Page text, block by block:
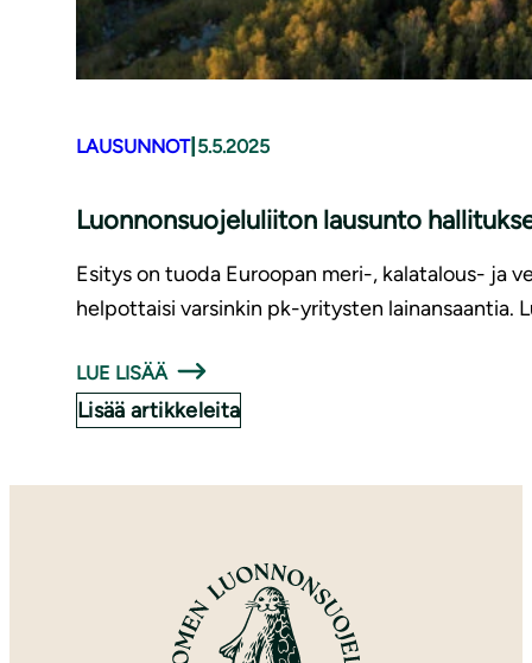
LAUSUNNOT| 5.5.2025
Luonnonsuojeluliiton lausunto
Esitys on tuoda Euroopan meri-, kalatalous- ja
helpottaisi varsinkin pk-yritysten lainansaantia.
LUE LISÄÄ
Lisää artikkeleita